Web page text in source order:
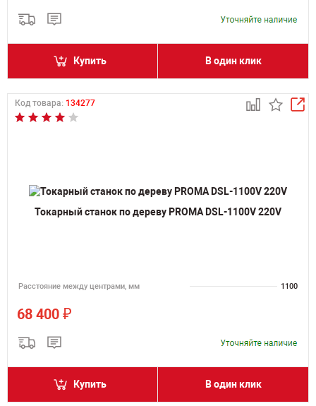
Купить В один клик
Код товара: 134277
Токарный станок по дереву PROMA DSL-1100V 220V
Расстояние между центрами, мм 1100
68 400 ₽
Купить В один клик